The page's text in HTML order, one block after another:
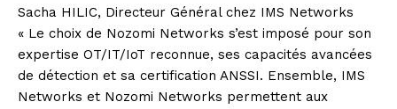
Sacha HILIC, Directeur Général chez IMS Networks
« Le choix de Nozomi Networks s’est imposé pour son
expertise OT/IT/IoT reconnue, ses capacités avancées
de détection et sa certification ANSSI. Ensemble, IMS
Networks et Nozomi Networks permettent aux